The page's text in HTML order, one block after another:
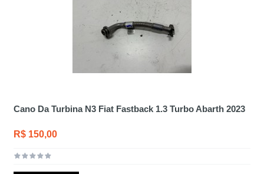
Cano Da Turbina N3 Fiat Fastback 1.3 Turbo Abarth 2023
R$ 150,00